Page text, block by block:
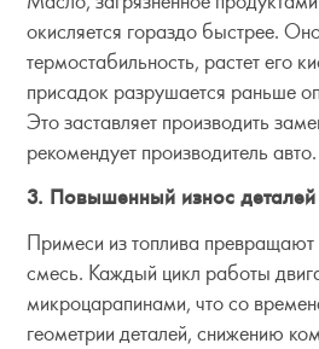
окисляется гораздо быстрее.
термостабильность, растет его
присадок разрушается раньше
Это заставляет производить
рекомендует производитель авто.
3. Повышенный износ деталей
Примеси из топлива
смесь. Каждый цикл работы
микроцарапинами, что со
геометрии деталей, снижению